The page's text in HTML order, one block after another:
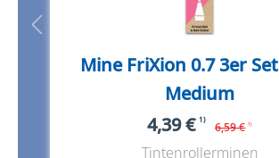
Mine FriXion 0.7 3er Set Pink
Medium
4,39 € 1)
6,59 € 1)
Tintenrollerminen